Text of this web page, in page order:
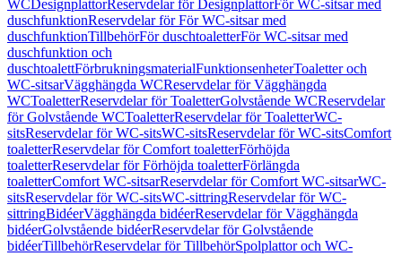
WCDesignplattorReservdelar för DesignplattorFör WC-sitsar med
duschfunktionReservdelar för För WC-sitsar med
duschfunktionTillbehörFör duschtoaletterFör WC-sitsar med
duschfunktion och
duschtoalettFörbrukningsmaterialFunktionsenheterToaletter och
WC-sitsarVägghängda WCReservdelar för Vägghängda
WCToaletterReservdelar för ToaletterGolvstående WCReservdelar
för Golvstående WCToaletterReservdelar för ToaletterWC-
sitsReservdelar för WC-sitsWC-sitsReservdelar för WC-sitsComfort
toaletterReservdelar för Comfort toaletterFörhöjda
toaletterReservdelar för Förhöjda toaletterFörlängda
toaletterComfort WC-sitsarReservdelar för Comfort WC-sitsarWC-
sitsReservdelar för WC-sitsWC-sittringReservdelar för WC-
sittringBidéerVägghängda bidéerReservdelar för Vägghängda
bidéerGolvstående bidéerReservdelar för Golvstående
bidéerTillbehörReservdelar för TillbehörSpolplattor och WC-